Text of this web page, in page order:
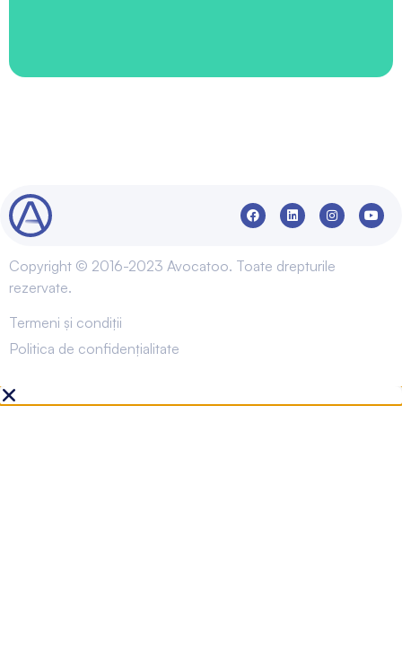
Copyright © 2016-2023 Avocatoo. Toate drepturile
rezervate.
Termeni și condiții
Politica de confidențialitate